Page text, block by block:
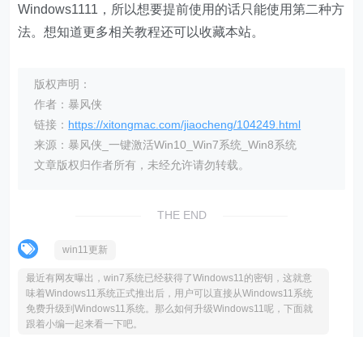
Windows1111，所以想要提前使用的话只能使用第二种方
法。想知道更多相关教程还可以收藏本站。
版权声明：
作者：暴风侠
链接： https://xitongmac.com/jiaocheng/104249.html
来源：暴风侠_一键激活Win10_Win7系统_Win8系统
文章版权归作者所有，未经允许请勿转载。
THE END
win11更新
最近有网友曝出，win7系统已经获得了Windows11的密钥，这就意
味着Windows11系统正式推出后，用户可以直接从Windows11系统
免费升级到Windows11系统。那么如何升级Windows11呢，下面就
跟着小编一起来看一下吧。